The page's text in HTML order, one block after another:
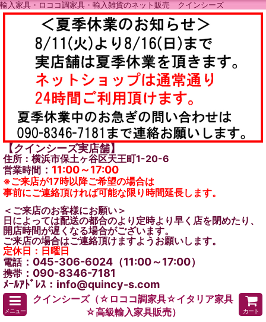
輸入家具・ロココ調家具・輸入雑貨のネット販売 クインシーズ
【クインシーズ実店舗】
住所：横浜市保土ヶ谷区天王町1-20-6
営業時間 ： 11:00～17:00
※ご来店が17時以降ご希望の場合は
事前にご連絡頂ければ可能な限り時間延長します。
＜ご来店のお客様にお願い＞
日によっては配送の都合のより定時より早く店を閉めたり、
開店時間が遅くなる場合がございます。
ご来店の場合はご連絡頂けますようお願いします。
定休日：日曜日
電話：045-306-6024（11:00～17:00）
携帯 ：090-8346-7181
ﾒｰﾙｱﾄﾞﾚｽ：info@quincy-s.com
メニュー
クインシーズ（☆ロココ調家具☆イタリア家具
☆高級輸入家具販売）
カート